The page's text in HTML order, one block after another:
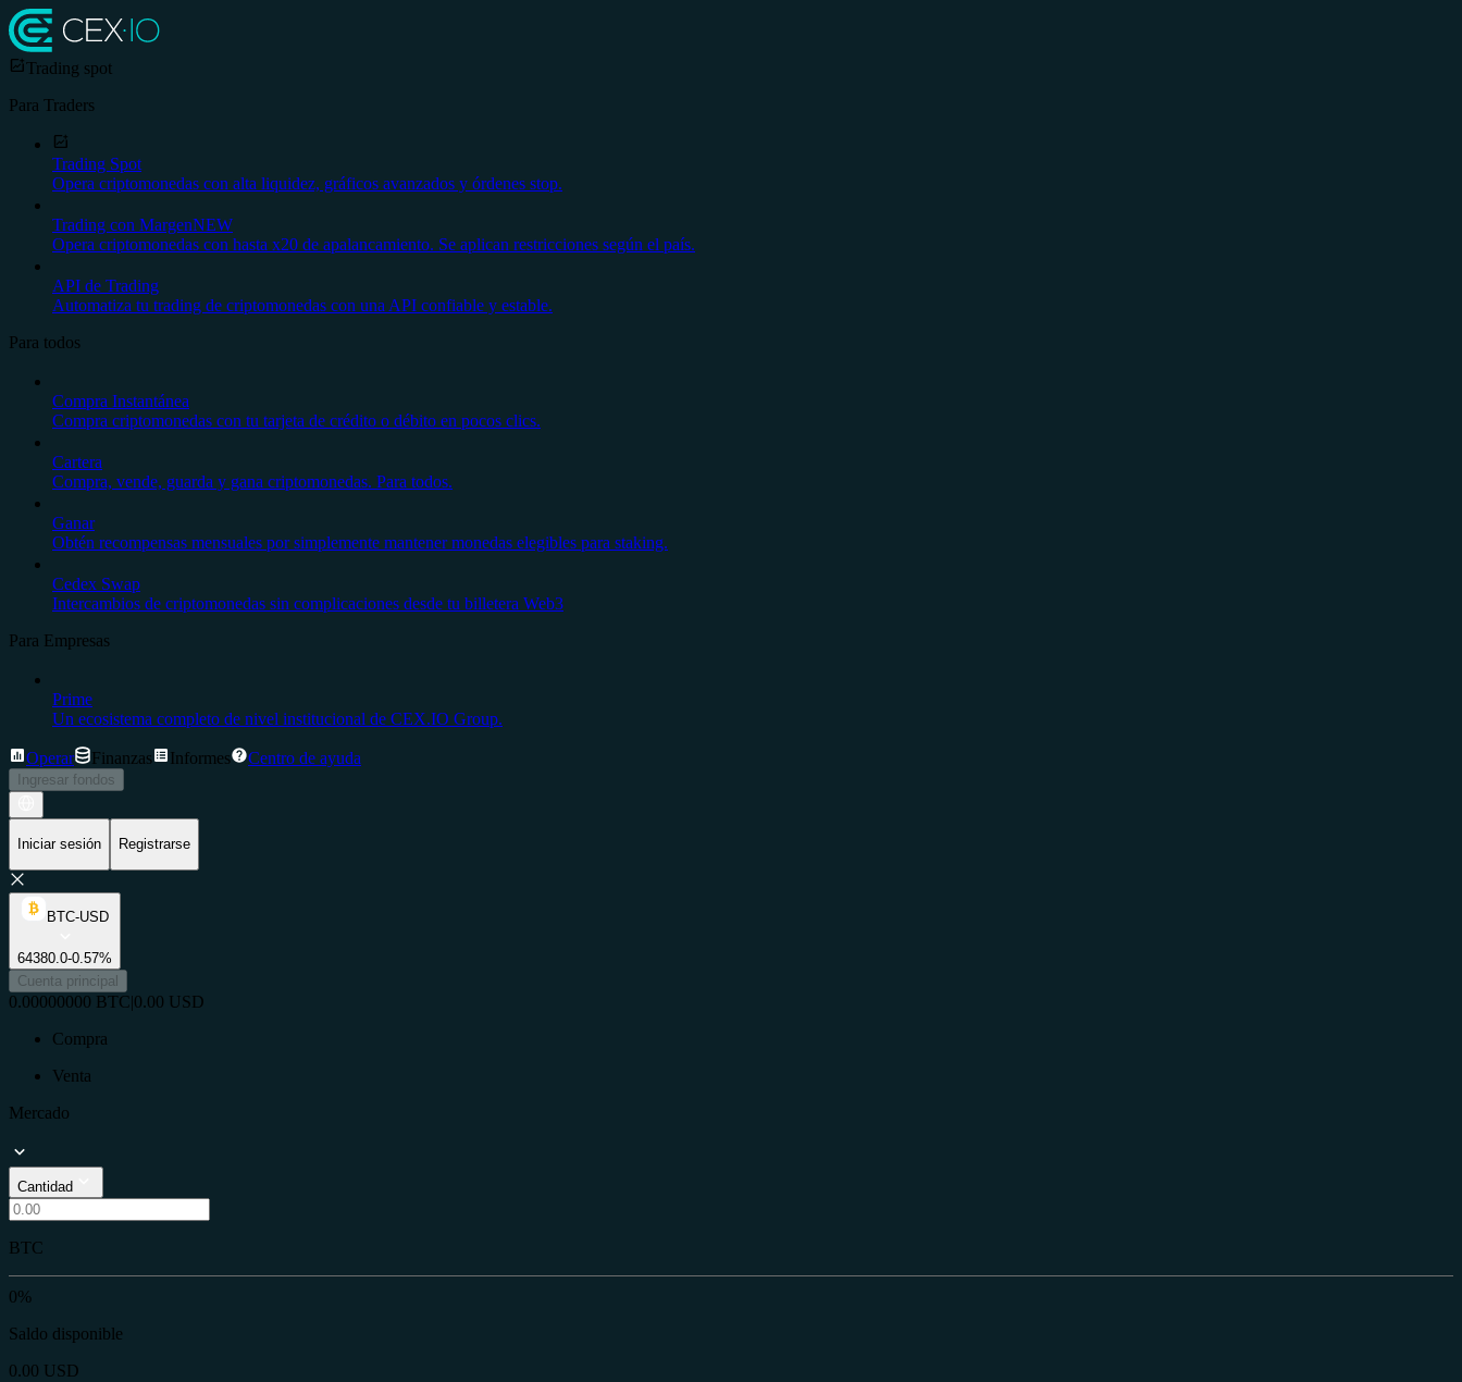
Trading spot
Para Traders
Trading Spot
Opera criptomonedas con alta liquidez, gráficos avanzados y órdenes stop.
Trading con MargenNEW
Opera criptomonedas con hasta x20 de apalancamiento. Se aplican restricciones según el país.
API de Trading
Automatiza tu trading de criptomonedas con una API confiable y estable.
Para todos
Compra Instantánea
Compra criptomonedas con tu tarjeta de crédito o débito en pocos clics.
Cartera
Compra, vende, guarda y gana criptomonedas. Para todos.
Ganar
Obtén recompensas mensuales por simplemente mantener monedas elegibles para staking.
Cedex Swap
Intercambios de criptomonedas sin complicaciones desde tu billetera Web3
Para Empresas
Prime
Un ecosistema completo de nivel institucional de CEX.IO Group.
Operar Finanzas Informes Centro de ayuda
Ingresar fondos
Iniciar sesión Registrarse
BTC-USD
64380.0-0.57%
Cuenta principal
0.00000000 BTC|0.00 USD
Compra
Venta
Mercado
Cantidad
BTC
0%
Saldo disponible
0.00 USD